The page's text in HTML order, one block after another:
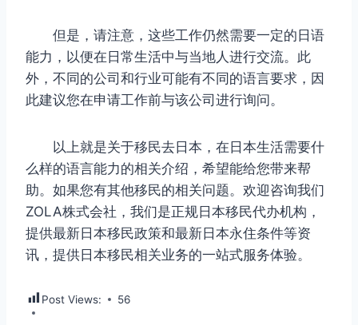
但是，请注意，这些工作仍然需要一定的日语
能力，以便在日常生活中与当地人进行交流。此
外，不同的公司和行业可能有不同的语言要求，因
此建议您在申请工作前与该公司进行询问。
以上就是关于移民去日本，在日本生活需要什
么样的语言能力的相关介绍，希望能给您带来帮
助。如果您有其他移民的相关问题。欢迎咨询我们
ZOLA株式会社，我们是正规日本移民代办机构，
提供最新日本移民政策和最新日本永住条件等资
讯，提供日本移民相关业务的一站式服务体验。
Post Views: 56